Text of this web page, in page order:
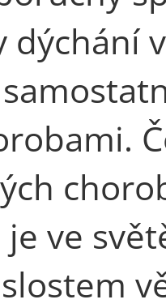
dýchání
ve